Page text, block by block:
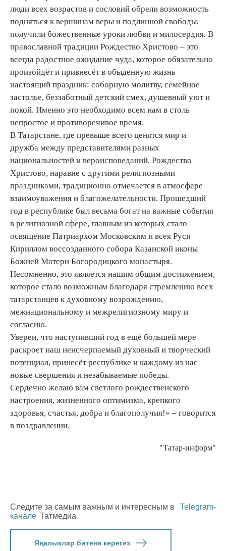
люди всех возрастов и сословий обрели возможность
подняться к вершинам веры и подлинной свободы,
получили божественные уроки любви и милосердия. В
православной традиции Рождество Христово – это
всегда радостное ожидание чуда, которое обязательно
произойдёт и привнесёт в обыденную жизнь
настоящий праздник: соборную молитву, семейное
застолье, беззаботный детский смех, душевный уют и
покой. Именно это необходимо всем нам в столь
непростое и противоречивое время.
В Татарстане, где превыше всего ценятся мир и
дружба между представителями разных
национальностей и вероисповеданий, Рождество
Христово, наравне с другими религиозными
праздниками, традиционно отмечается в атмосфере
взаимоуважения и благожелательности. Прошедший
год в республике был весьма богат на важные события
в религиозной сфере, главным из которых стало
освящение Патриархом Московским и всея Руси
Кириллом воссозданного собора Казанской иконы
Божией Матери Богородицкого монастыря.
Несомненно, это является нашим общим достижением,
которое стало возможным благодаря стремлению всех
татарстанцев к духовному возрождению,
межнациональному и межрелигиозному миру и
согласию.
Уверен, что наступивший год в ещё большей мере
раскроет наш неисчерпаемый духовный и творческий
потенциал, принесёт республике и каждому из нас
новые свершения и незабываемые победы.
Сердечно желаю вам светлого рождественского
настроения, жизненного оптимизма, крепкого
здоровья, счастья, добра и благополучия!» – говорится
в поздравлении.
"Татар-информ"
Следите за самым важным и интересным в
Telegram-
канале Татмедиа
Яңалыклар битенә керегез